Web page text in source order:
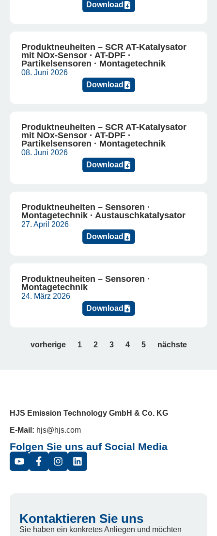
Download
Produktneuheiten – SCR AT-Katalysator
mit NOx-Sensor · AT-DPF ·
Partikelsensoren · Montagetechnik
08. Juni 2026
Download
Produktneuheiten – SCR AT-Katalysator
mit NOx-Sensor · AT-DPF ·
Partikelsensoren · Montagetechnik
08. Juni 2026
Download
Produktneuheiten – Sensoren ·
Montagetechnik · Austauschkatalysator
27. April 2026
Download
Produktneuheiten – Sensoren ·
Montagetechnik
24. März 2026
Download
vorherige 1 2 3 4 5 nächste
HJS Emission Technology GmbH & Co. KG
E-Mail: hjs@hjs.com
Folgen Sie uns auf Social Media
Kontaktieren Sie uns
Sie haben ein konkretes Anliegen und möchten